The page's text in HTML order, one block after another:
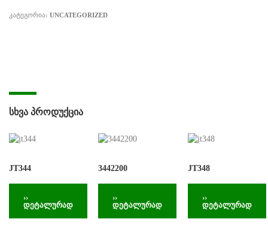
ᲙᲐᲢᲔᲒᲝᲠᲘᲐ: UNCATEGORIZED
ᲡᲮᲕᲐ ᲞᲠᲝᲓᲣᲥᲪᲘᲐ
JT344
››
დეტალურად
3442200
››
დეტალურად
JT348
››
დეტალურად